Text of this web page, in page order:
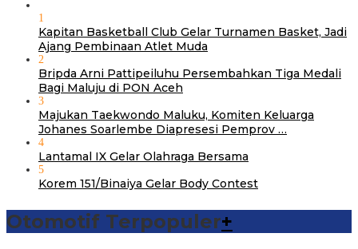
1
Kapitan Basketball Club Gelar Turnamen Basket, Jadi
Ajang Pembinaan Atlet Muda
2
Bripda Arni Pattipeiluhu Persembahkan Tiga Medali
Bagi Maluju di PON Aceh
3
Majukan Taekwondo Maluku, Komiten Keluarga
Johanes Soarlembe Diapresesi Pemprov …
4
Lantamal IX Gelar Olahraga Bersama
5
Korem 151/Binaiya Gelar Body Contest
Otomotif Terpopuler+